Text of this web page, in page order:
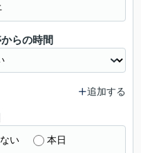
らの時間
追加する
い 本日